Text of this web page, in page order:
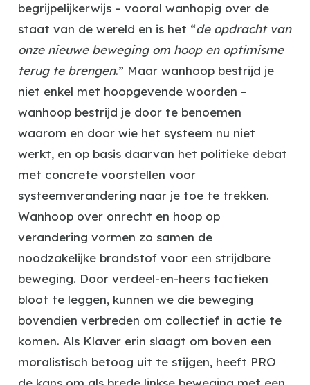
begrijpelijkerwijs – vooral wanhopig over de
staat van de wereld en is het “de opdracht van
onze nieuwe beweging om hoop en optimisme
terug te brengen.” Maar wanhoop bestrijd je
niet enkel met hoopgevende woorden –
wanhoop bestrijd je door te benoemen
waarom en door wie het systeem nu niet
werkt, en op basis daarvan het politieke debat
met concrete voorstellen voor
systeemverandering naar je toe te trekken.
Wanhoop over onrecht en hoop op
verandering vormen zo samen de
noodzakelijke brandstof voor een strijdbare
beweging. Door verdeel-en-heers tactieken
bloot te leggen, kunnen we die beweging
bovendien verbreden om collectief in actie te
komen. Als Klaver erin slaagt om boven een
moralistisch betoog uit te stijgen, heeft PRO